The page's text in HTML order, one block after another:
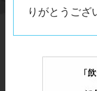
りがとうござ